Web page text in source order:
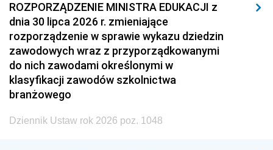
ROZPORZĄDZENIE MINISTRA EDUKACJI z
dnia 30 lipca 2026 r. zmieniające
rozporządzenie w sprawie wykazu dziedzin
zawodowych wraz z przyporządkowanymi
do nich zawodami określonymi w
klasyfikacji zawodów szkolnictwa
branżowego
Dziennik Ustaw rok 2026 poz. 1048